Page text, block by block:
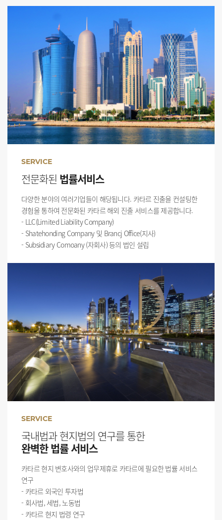
SERVICE
전문화된 법률서비스
다양한 분야의 여러기업들이 해당됩니다. 카타르 진출을 컨설팅한
경험을 통하여 전문화된 카타르 해외 진출 서비스를 제공합니다.
- LLC(Limited Liability Company)
- Shatehonding Company 및 Brancj Office(지사)
- Subsidiary Comoany (자회사) 등의 법인 설립
SERVICE
국내법과 현지법의 연구를 통한
완벽한 법률 서비스
카타르 현지 변호사와의 업무제휴로 카타르에 필요한 법률 서비스
연구
- 카타르 외국인 투자법
- 회사법, 세법, 노동법
- 카타르 현지 법령 연구